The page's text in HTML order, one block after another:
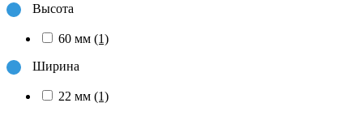
Высота
60 мм (1)
Ширина
22 мм (1)